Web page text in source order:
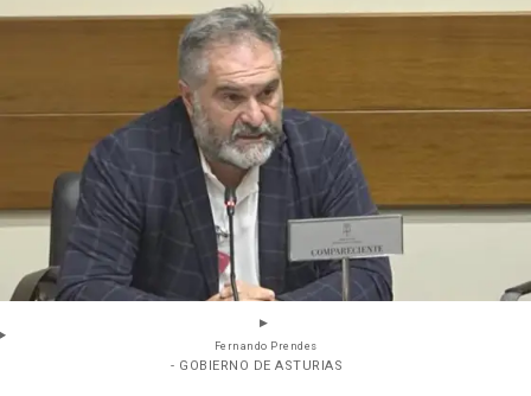
Fernando Prendes
- GOBIERNO DE ASTURIAS